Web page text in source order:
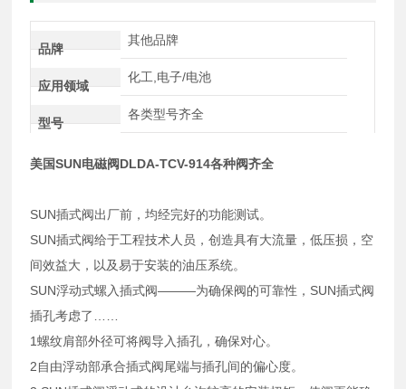
品牌
其他品牌
应用领域
化工,电子/电池
型号
各类型号齐全
美国SUN电磁阀DLDA-TCV-914各种阀齐全
SUN插式阀出厂前，均经完好的功能测试。
SUN插式阀给于工程技术人员，创造具有大流量，低压损，空
间效益大，以及易于安装的油压系统。
SUN浮动式螺入插式阀———为确保阀的可靠性，SUN插式阀
插孔考虑了……
1螺纹肩部外径可将阀导入插孔，确保对心。
2自由浮动部承合插式阀尾端与插孔间的偏心度。